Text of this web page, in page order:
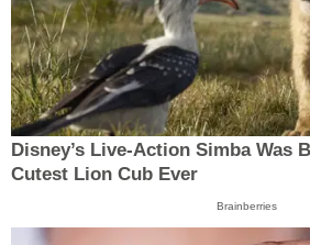
Disney’s Live-Action Simba Was
Cutest Lion Cub Ever
Brainberries